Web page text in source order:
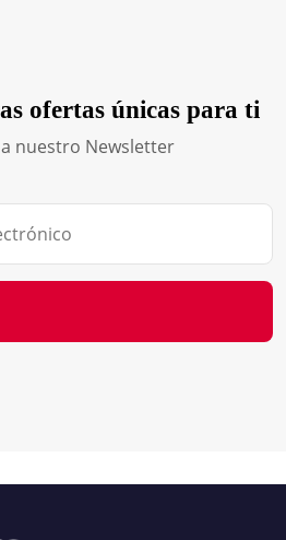
ofertas únicas para ti
nuestro Newsletter